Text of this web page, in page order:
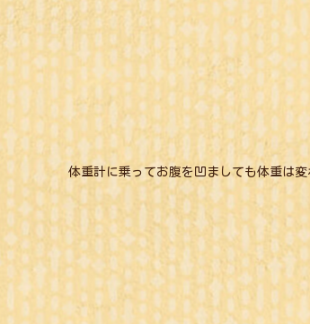
体重計に乗ってお腹を凹ましても体重は